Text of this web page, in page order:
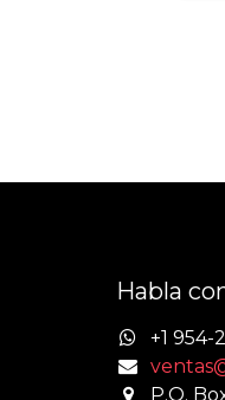
Habla
+1 954-
P.O.